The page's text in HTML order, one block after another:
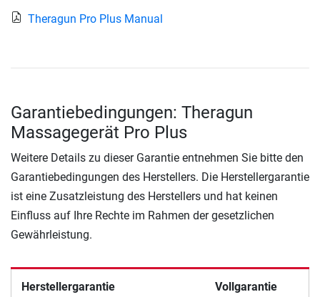
Theragun Pro Plus Manual
Garantiebedingungen: Theragun
Massagegerät Pro Plus
Weitere Details zu dieser Garantie entnehmen Sie bitte den
Garantiebedingungen des Herstellers. Die Herstellergarantie
ist eine Zusatzleistung des Herstellers und hat keinen
Einfluss auf Ihre Rechte im Rahmen der gesetzlichen
Gewährleistung.
Herstellergarantie Vollgarantie